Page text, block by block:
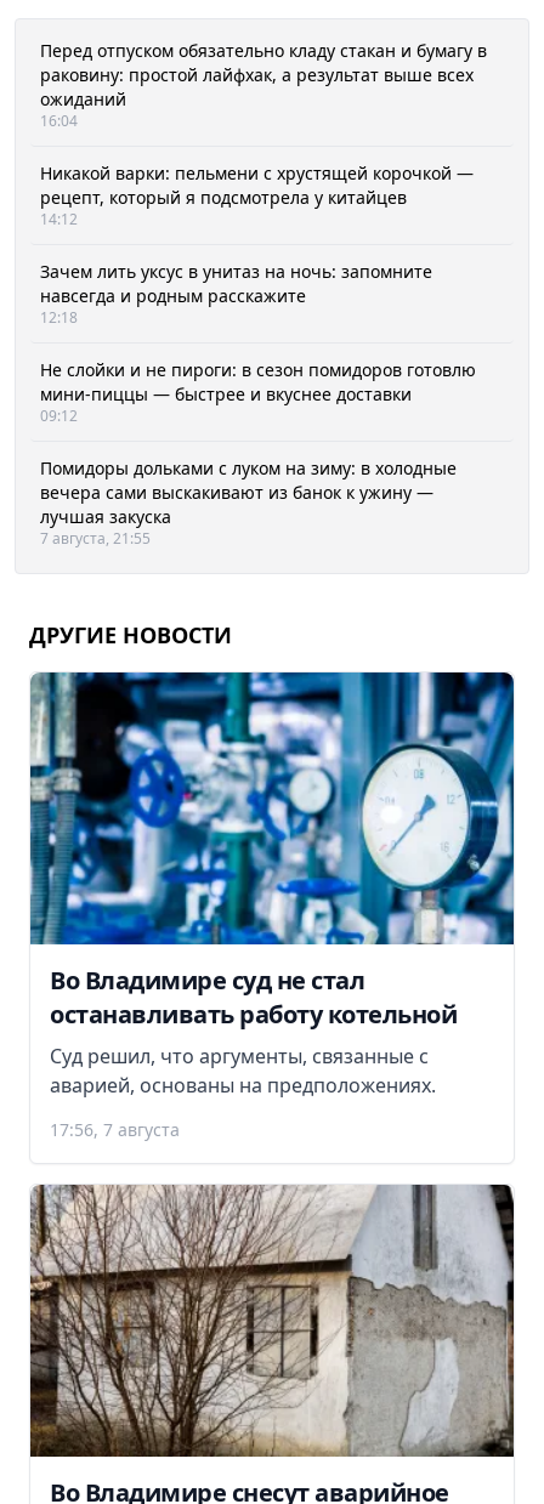
Перед отпуском обязательно кладу стакан и бумагу в
раковину: простой лайфхак, а результат выше всех
ожиданий
16:04
Никакой варки: пельмени с хрустящей корочкой —
рецепт, который я подсмотрела у китайцев
14:12
Зачем лить уксус в унитаз на ночь: запомните
навсегда и родным расскажите
12:18
Не слойки и не пироги: в сезон помидоров готовлю
мини-пиццы — быстрее и вкуснее доставки
09:12
Помидоры дольками с луком на зиму: в холодные
вечера сами выскакивают из банок к ужину —
лучшая закуска
7 августа, 21:55
ДРУГИЕ НОВОСТИ
Во Владимире суд не стал
останавливать работу котельной
Суд решил, что аргументы, связанные с
аварией, основаны на предположениях.
17:56, 7 августа
Во Владимире снесут аварийное